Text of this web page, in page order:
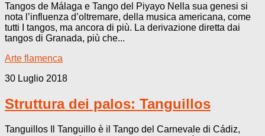
Tangos de Málaga e Tango del Piyayo Nella sua genesi si
nota l’influenza d’oltremare, della musica americana, come
tutti I tangos, ma ancora di più. La derivazione diretta dai
tangos di Granada, più che...
Arte flamenca
30 Luglio 2018
Struttura dei palos: Tanguillos
Tanguillos Il Tanguillo è il Tango del Carnevale di Cádiz,